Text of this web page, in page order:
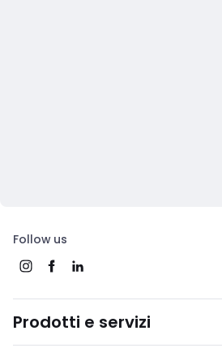
Follow us
Prodotti e servizi